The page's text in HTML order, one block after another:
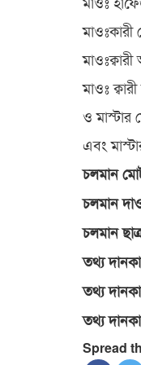
মাওঃ
ও
এবং
চলমান
চলমান
চলমান
তথ্য
তথ্য
তথ্য
Spread